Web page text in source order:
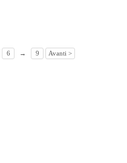
6 → 9 Avanti >